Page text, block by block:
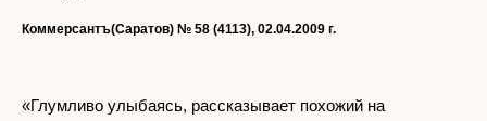
Коммерсантъ(Саратов) № 58 (4113), 02.04.2009 г.
«Глумливо улыбаясь, рассказывает похожий на